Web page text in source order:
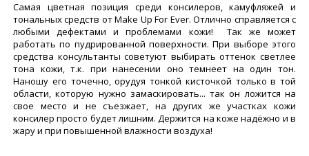
Самая цветная позиция среди консилеров, камуфляжей и
тональных средств от Make Up For Ever. Отлично справляется с
любыми дефектами и проблемами кожи! Так же может
работать по пудрированной поверхности. При выборе этого
средства консультанты советуют выбирать оттенок светлее
тона кожи, т.к. при нанесении оно темнеет на один тон.
Наношу его точечно, орудуя тонкой кисточкой только в той
области, которую нужно замаскировать... так он ложится на
свое место и не съезжает, на других же участках кожи
консилер просто будет лишним. Держится на коже надёжно и в
жару и при повышенной влажности воздуха!